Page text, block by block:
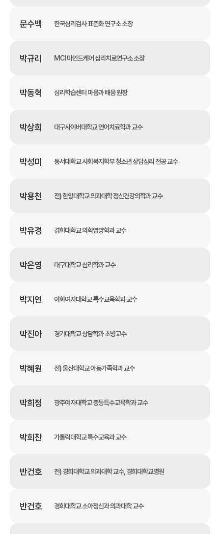
문수백 한국심리검사 표준화 연구소 소장
박규리 MCI 마인드케어 심리치료연구소 소장
박동혁 심리학습센터 마음과 배움 원장
박상희 대구사이버대학교 언어치료학과 교수
박성미 동서대학교 사회복지학부 청소년 상담심리 전공 교수
박용천 전) 한양대학교 의과대학 정신건강의학과 교수
박유경 경희대학교 의학영양학과 교수
박은영 대구대학교 심리학과 교수
박지연 이화여자대학교 특수교육학과 교수
박진아 경기대학교 상담학과 초빙교수
박혜원 전) 울산대학교 아동가족학과 교수
박희정 광주여자대학교 중등특수교육학과 교수
박희찬 가톨릭대학교 특수교육과 교수
반건호 전) 경희대학교 의과대학 교수, 경희대학교병원
반건호 경희대학교 소아정신과 의과대학 교수